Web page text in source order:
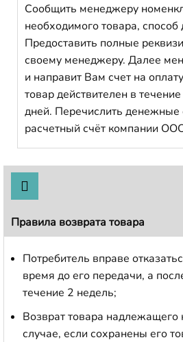
Сообщить менеджеру
необходимого товара, способ
Предоставить полные
своему менеджеру. Далее
и направит Вам счет на
товар действителен в
дней. Перечислить денежные
расчетный счёт компании
Правила возврата товара
Потребитель вправе
время до его передачи, а
течение 2 недель;
Возврат товара надлежащего
случае, если сохранены его